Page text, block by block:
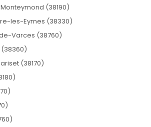
(38190)
les-Eymes (38330)
Varces (38760)
(38170)